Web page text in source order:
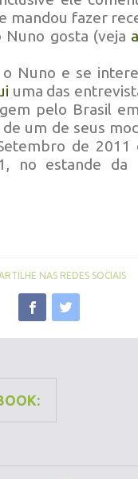
mandou fazer
gosta (veja
o Nuno e se
uma das
pelo Brasil
um de seus
de
no estande da
NAS REDES SOCIAIS